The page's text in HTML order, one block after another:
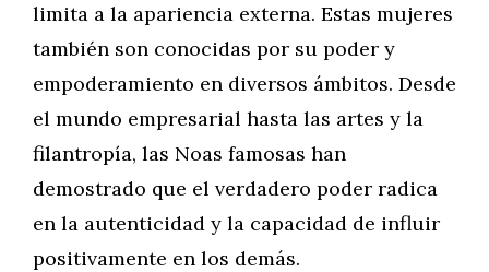
limita a la apariencia externa. Estas mujeres
también son conocidas por su poder y
empoderamiento en diversos ámbitos. Desde
el mundo empresarial hasta las artes y la
filantropía, las Noas famosas han
demostrado que el verdadero poder radica
en la autenticidad y la capacidad de influir
positivamente en los demás.